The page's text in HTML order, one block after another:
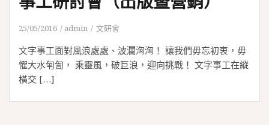
25/05/2016 admin 文研會
文字事工面對風浪處處、波瀾洶洶！ 讓我們毋忘初衷，毋
懼大水匉訇， 乘靈風，破巨浪，迎向挑戰！ 文字事工在縱
橫交 […]